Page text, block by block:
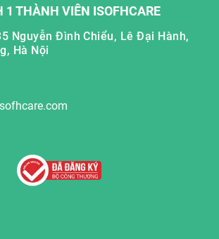
1 THÀNH VIÊN ISOFHCARE
Nguyễn Đình Chiểu, Lê Đại Hành,
Hà Nội